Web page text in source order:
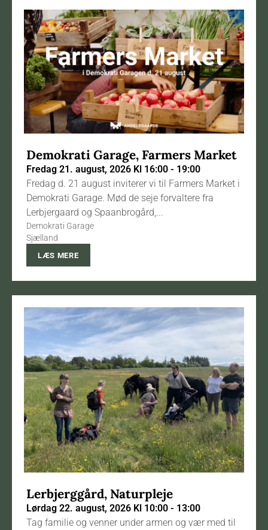
Demokrati Garage, Farmers Market
Fredag 21. august, 2026 Kl 16:00 - 19:00
Fredag d. 21 august inviterer vi til Farmers Market i
Demokrati Garage. Mød de seje forvaltere fra
Lerbjergaard og Spaanbrogård,...
Demokrati Garage
Sjælland
LÆS MERE
Lerbjerggård, Naturpleje
Lørdag 22. august, 2026 Kl 10:00 - 13:00
Tag familie og venner under armen og vær med til